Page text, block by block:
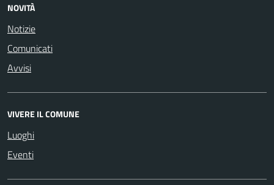
NOVITÀ
Notizie
Comunicati
Avvisi
VIVERE IL COMUNE
Luoghi
Eventi